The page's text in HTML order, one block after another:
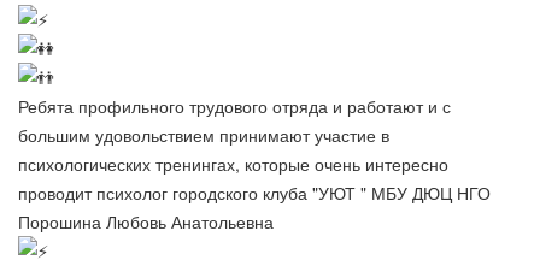
Ребята профильного трудового отряда и работают и с
большим удовольствием принимают участие в
психологических тренингах, которые очень интересно
проводит психолог городского клуба "УЮТ " МБУ ДЮЦ НГО
Порошина Любовь Анатольевна